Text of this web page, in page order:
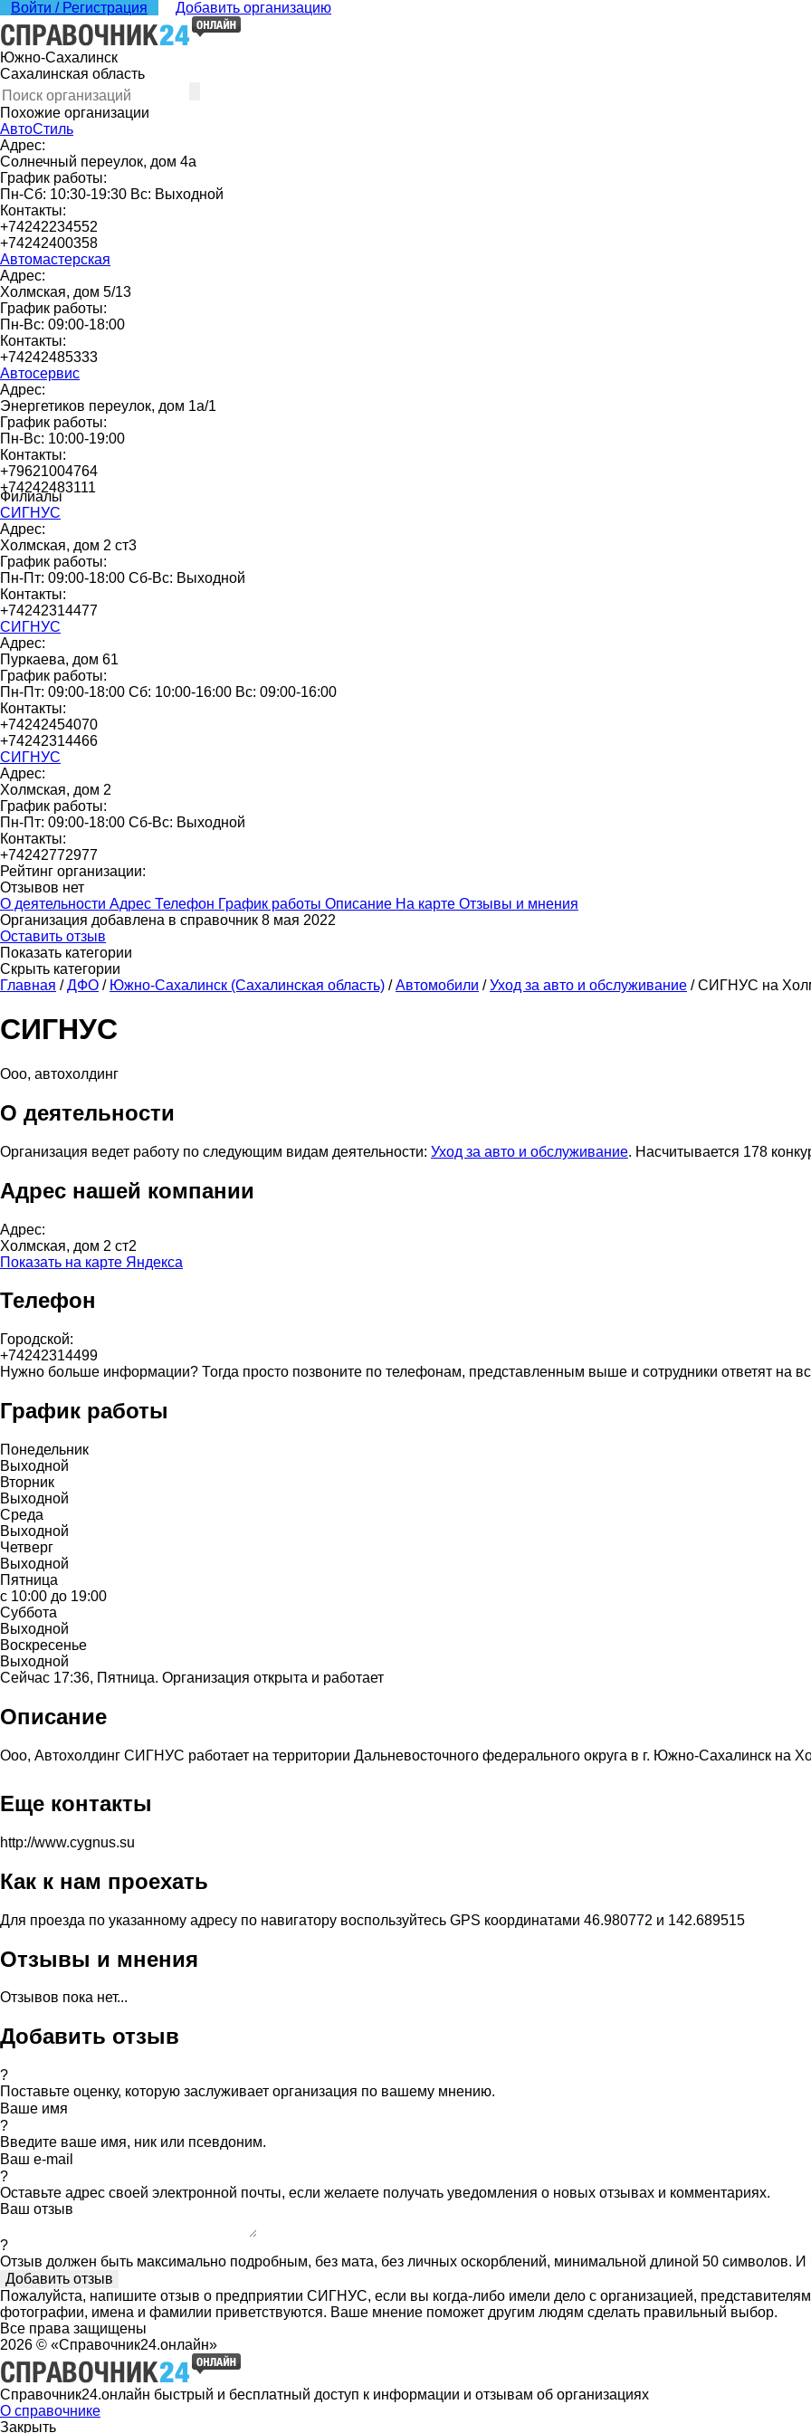
Войти / Регистрация Добавить организацию
Южно-Сахалинск
Сахалинская область
Похожие организации
АвтоСтиль
Адрес:
Солнечный переулок, дом 4а
График работы:
Пн-Сб: 10:30-19:30 Вс: Выходной
Контакты:
+74242234552
+74242400358
Автомастерская
Адрес:
Холмская, дом 5/13
График работы:
Пн-Вс: 09:00-18:00
Контакты:
+74242485333
Автосервис
Адрес:
Энергетиков переулок, дом 1а/1
График работы:
Пн-Вс: 10:00-19:00
Контакты:
+79621004764
+74242483111
Филиалы
СИГНУС
Адрес:
Холмская, дом 2 ст3
График работы:
Пн-Пт: 09:00-18:00 Сб-Вс: Выходной
Контакты:
+74242314477
СИГНУС
Адрес:
Пуркаева, дом 61
График работы:
Пн-Пт: 09:00-18:00 Сб: 10:00-16:00 Вс: 09:00-16:00
Контакты:
+74242454070
+74242314466
СИГНУС
Адрес:
Холмская, дом 2
График работы:
Пн-Пт: 09:00-18:00 Сб-Вс: Выходной
Контакты:
+74242772977
Рейтинг организации:
Отзывов нет
О деятельности Адрес Телефон График работы Описание На карте Отзывы и мнения
Организация добавлена в справочник 8 мая 2022
Оставить отзыв
Показать категории
Скрыть категории
Главная / ДФО / Южно-Сахалинск (Сахалинская область) / Автомобили / Уход за авто и обслуживание / СИГНУС на
СИГНУС
Ооо, автохолдинг
О деятельности
Организация ведет работу по следующим видам деятельности: Уход за авто и обслуживание. Насчитывается 178
Адрес нашей компании
Адрес:
Холмская, дом 2 ст2
Показать на карте Яндекса
Телефон
Городской:
+74242314499
Нужно больше информации? Тогда просто позвоните по телефонам, представленным выше и сотрудники ответят на
График работы
Понедельник
Выходной
Вторник
Выходной
Среда
Выходной
Четверг
Выходной
Пятница
с 10:00 до 19:00
Суббота
Выходной
Воскресенье
Выходной
Сейчас 17:36, Пятница. Организация открыта и работает
Описание
Ооо, Автохолдинг СИГНУС работает на территории Дальневосточного федерального округа в г. Южно-Сахалинск на
Еще контакты
http://www.cygnus.su
Как к нам проехать
Для проезда по указанному адресу по навигатору воспользуйтесь GPS координатами 46.980772 и 142.689515
Отзывы и мнения
Отзывов пока нет...
Добавить отзыв
?
Поставьте оценку, которую заслуживает организация по вашему мнению.
Ваше имя
?
Введите ваше имя, ник или псевдоним.
Ваш e-mail
?
Оставьте адрес своей электронной почты, если желаете получать уведомления о новых отзывах и комментариях.
Ваш отзыв
?
Отзыв должен быть максимально подробным, без мата, без личных оскорблений, минимальной длиной 50 символов.
Пожалуйста, напишите отзыв о предприятии СИГНУС, если вы когда-либо имели дело с организацией,
фотографии, имена и фамилии приветствуются. Ваше мнение поможет другим людям сделать правильный выбор.
Все права защищены
2026 © «Справочник24.онлайн»
Справочник24.онлайн быстрый и бесплатный доступ к информации и отзывам об организациях
О справочнике
Закрыть